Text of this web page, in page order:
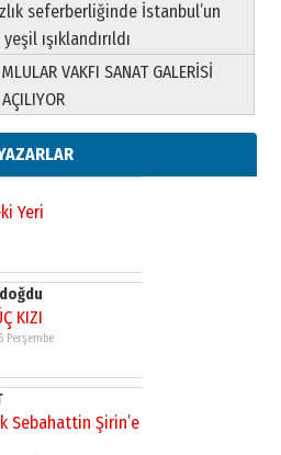
seferberliğinde İstanbul’un
ışıklandırıldı
VAKFI SANAT GALERİSİ
AÇILIYOR
KIZI
Perşembe
Sebahattin Şirin’e
Perşembe